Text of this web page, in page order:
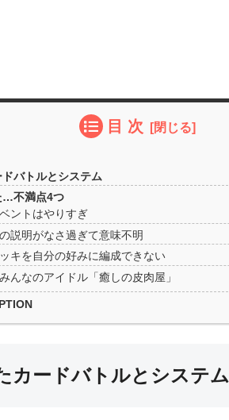
目 次
バトルとシステム
…不満点4つ
ントはやりすぎ
説明がなさ過ぎて意味不明
キを自分の好みに編成できない
んなのアイドル「癒しの皮肉屋」
カードバトルとシステム